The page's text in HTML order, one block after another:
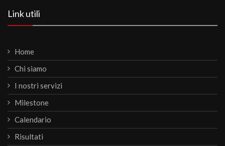
Link utili
Home
Chi siamo
I nostri servizi
Milestone
Calendario
Risultati